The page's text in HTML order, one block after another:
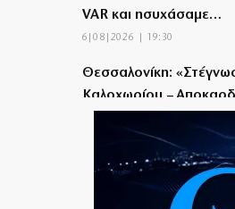
VAR και ησυχάσαμε…
6|08|2026 | 19:30
Θεσσαλονίκη:
Καλοχωρίου –
Πυρκαγιά στην Σκύρο:
εναέριες δυνάμεις
6|08|2026 | 19:15